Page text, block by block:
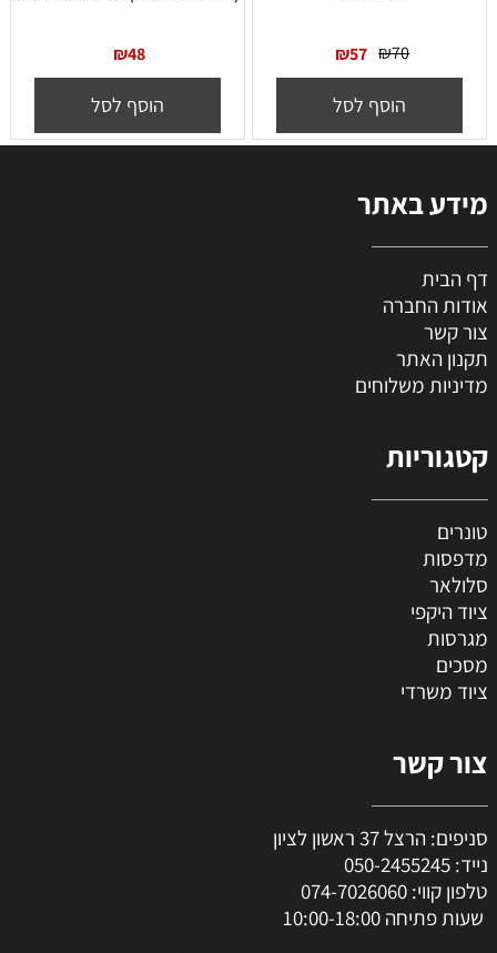
₪70
₪57
הוסף לסל
₪48
הוסף לסל
מידע באתר
דף הבית
אודות החברה
צור קשר
תקנון האתר
מדיניות משלוחים
קטגוריות
טונרים
מדפסות
סלולאר
ציוד היקפי
מגרסות
מסכים
ציוד משרדי
צור קשר
סניפים: הרצל 37 ראשון לציון
נייד: 050-2455245
טלפון קווי: 074-7026060
שעות פתיחה 10:00-18:00